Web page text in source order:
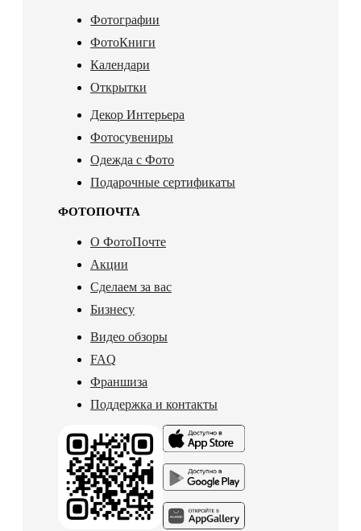
Фотографии
ФотоКниги
Календари
Открытки
Декор Интерьера
Фотосувениры
Одежда с Фото
Подарочные сертификаты
ФОТОПОЧТА
О ФотоПочте
Акции
Сделаем за вас
Бизнесу
Видео обзоры
FAQ
Франшиза
Поддержка и контакты